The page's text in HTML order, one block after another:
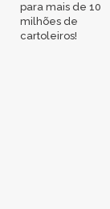
para mais de 10
milhões de
cartoleiros!